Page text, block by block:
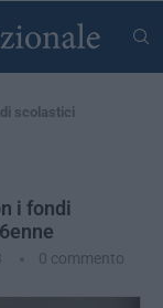
scolastici
i fondi
0 commento